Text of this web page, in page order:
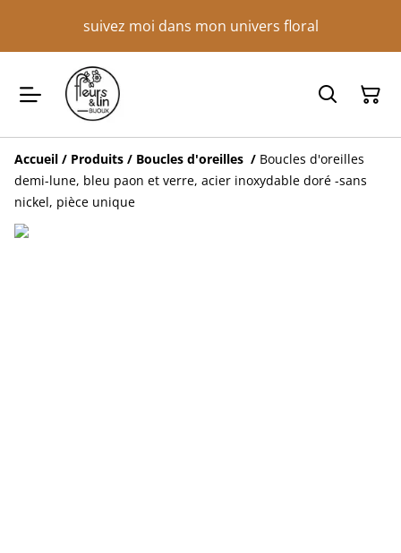
suivez moi dans mon univers floral
Accueil / Produits / Boucles d'oreilles / Boucles d'oreilles
demi-lune, bleu paon et verre, acier inoxydable doré -sans
nickel, pièce unique